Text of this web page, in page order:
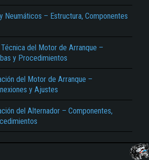
Neumáticos – Estructura, Componentes
del Motor de Arranque –
y Procedimientos
del Motor de Arranque –
y Ajustes
del Alternador – Componentes,